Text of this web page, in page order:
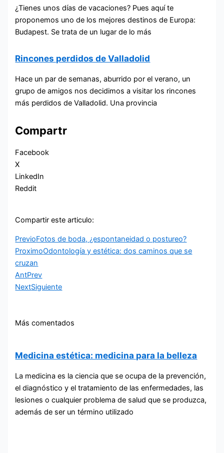
¿Tienes unos días de vacaciones? Pues aquí te
proponemos uno de los mejores destinos de Europa:
Budapest. Se trata de un lugar de lo más
Rincones perdidos de Valladolid
Hace un par de semanas, aburrido por el verano, un
grupo de amigos nos decidimos a visitar los rincones
más perdidos de Valladolid. Una provincia
Compartr
Facebook
X
LinkedIn
Reddit
Compartir este articulo:
PrevioFotos de boda, ¿espontaneidad o postureo?
ProximoOdontología y estética: dos caminos que se
cruzan
AntPrev
NextSiguiente
Más comentados
Medicina estética: medicina para la belleza
La medicina es la ciencia que se ocupa de la prevención,
el diagnóstico y el tratamiento de las enfermedades, las
lesiones o cualquier problema de salud que se produzca,
además de ser un término utilizado